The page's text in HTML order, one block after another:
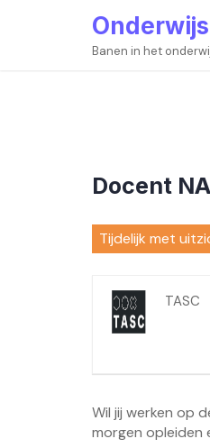
Banen in het
Docent
Tijdelijk met
TASC
Wil jij werken op
morgen opleiden